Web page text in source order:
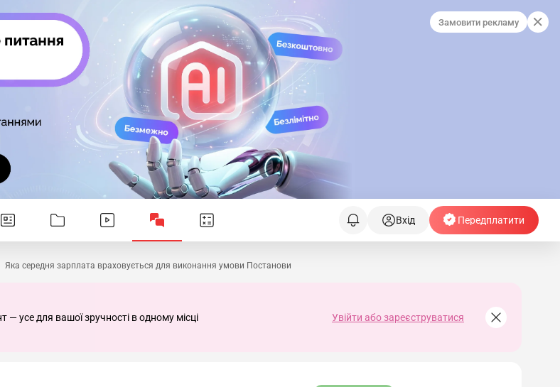
Замовити рекламу
Вхід Передплатити
Яка середня зарплата враховується для виконання умови Постанови
— усе для вашої зручності в одному місці Увійти або зареєструватися